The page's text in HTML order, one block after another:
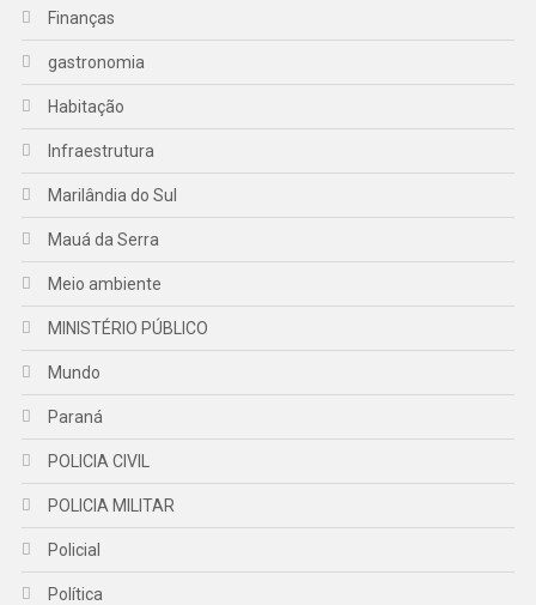
Finanças
gastronomia
Habitação
Infraestrutura
Marilândia do Sul
Mauá da Serra
Meio ambiente
MINISTÉRIO PÚBLICO
Mundo
Paraná
POLICIA CIVIL
POLICIA MILITAR
Policial
Política